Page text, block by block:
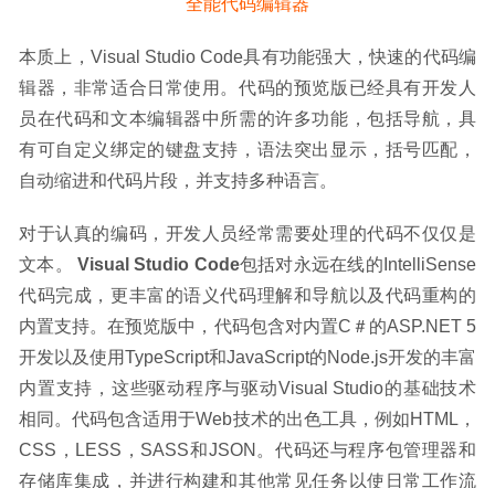
本质上，Visual Studio Code具有功能强大，快速的代码编
辑器，非常适合日常使用。代码的预览版已经具有开发人
员在代码和文本编辑器中所需的许多功能，包括导航，具
有可自定义绑定的键盘支持，语法突出显示，括号匹配，
自动缩进和代码片段，并支持多种语言。
对于认真的编码，开发人员经常需要处理的代码不仅仅是
文本。 Visual Studio Code包括对永远在线的IntelliSense
代码完成，更丰富的语义代码理解和导航以及代码重构的
内置支持。在预览版中，代码包含对内置C＃的ASP.NET 5
开发以及使用TypeScript和JavaScript的Node.js开发的丰富
内置支持，这些驱动程序与驱动Visual Studio的基础技术
相同。代码包含适用于Web技术的出色工具，例如HTML，
CSS，LESS，SASS和JSON。代码还与程序包管理器和
存储库集成，并进行构建和其他常见任务以使日常工作流